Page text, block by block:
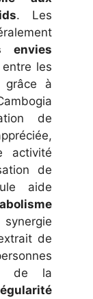
. Les
envies
les
à
de
activité
de
aide
de
de la